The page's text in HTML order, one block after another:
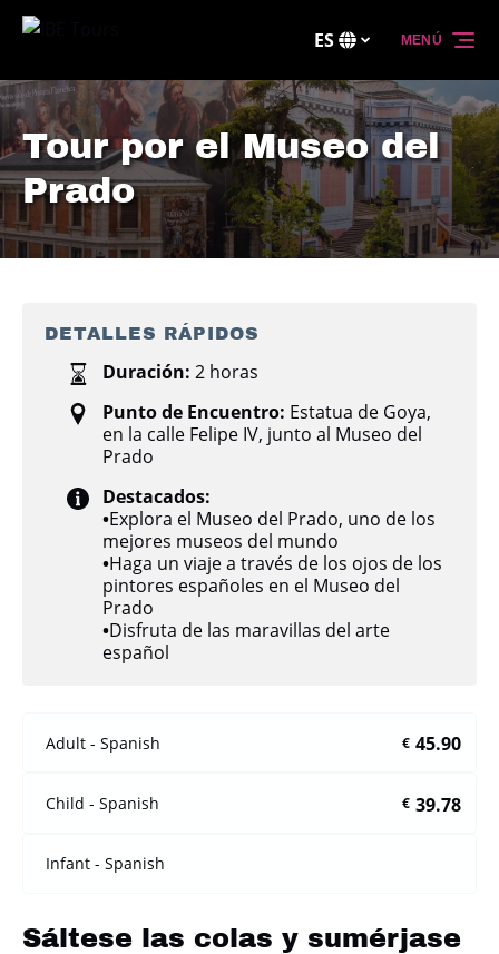
Saltar a la navegación principal
Saltar al contenido
Saltar al pie de página
Selecciona
tu
idioma
ES MENÚ
Tour por el Museo del
Prado
DETALLES RÁPIDOS
Duración: 2 horas
Punto de Encuentro: Estatua de Goya,
en la calle Felipe IV, junto al Museo del
Prado
Destacados:
•Explora el Museo del Prado, uno de los
mejores museos del mundo
•Haga un viaje a través de los ojos de los
pintores españoles en el Museo del
Prado
•Disfruta de las maravillas del arte
español
Adult - Spanish € 45.90
Child - Spanish € 39.78
Infant - Spanish
Sáltese las colas y sumérjase